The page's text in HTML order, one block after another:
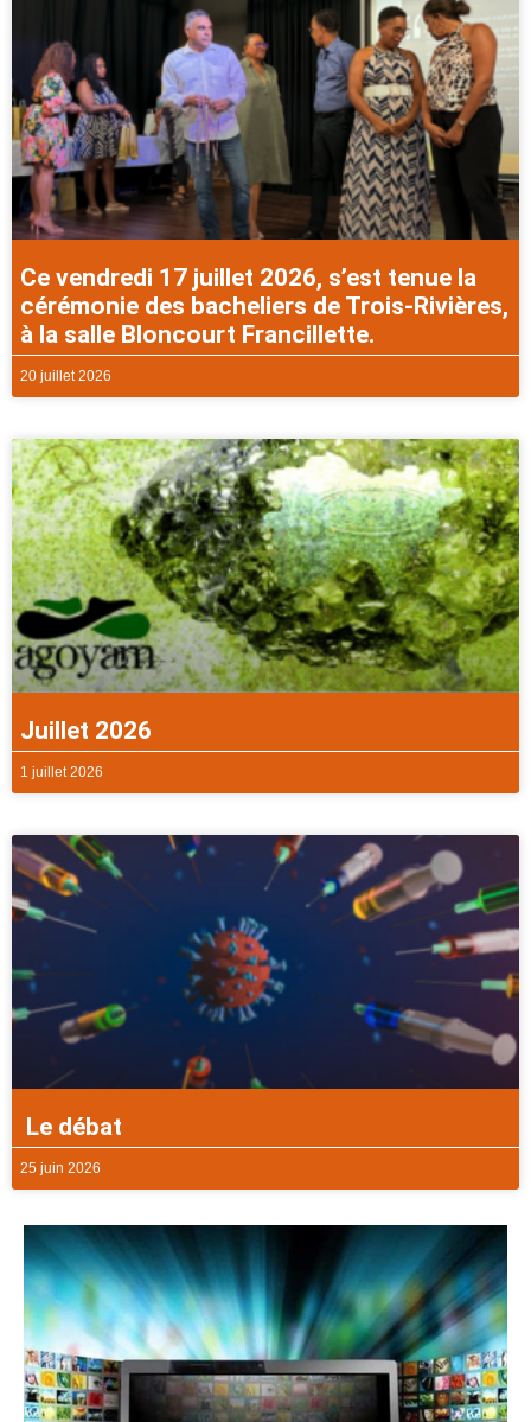
Ce vendredi 17 juillet 2026, s’est tenue la
cérémonie des bacheliers de Trois-Rivières,
à la salle Bloncourt Francillette.
20 juillet 2026
Juillet 2026
1 juillet 2026
Le débat
25 juin 2026